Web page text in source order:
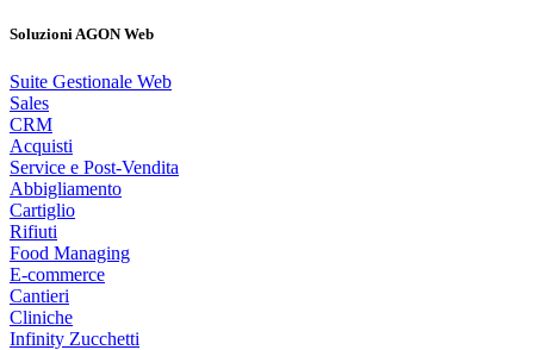
Soluzioni AGON Web
Suite Gestionale Web
Sales
CRM
Acquisti
Service e Post-Vendita
Abbigliamento
Cartiglio
Rifiuti
Food Managing
E-commerce
Cantieri
Cliniche
Infinity Zucchetti